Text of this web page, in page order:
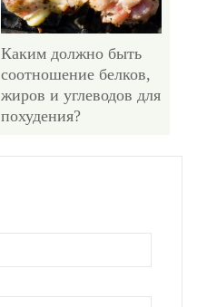
Каким должно быть
соотношение белков,
жиров и углеводов для
похудения?